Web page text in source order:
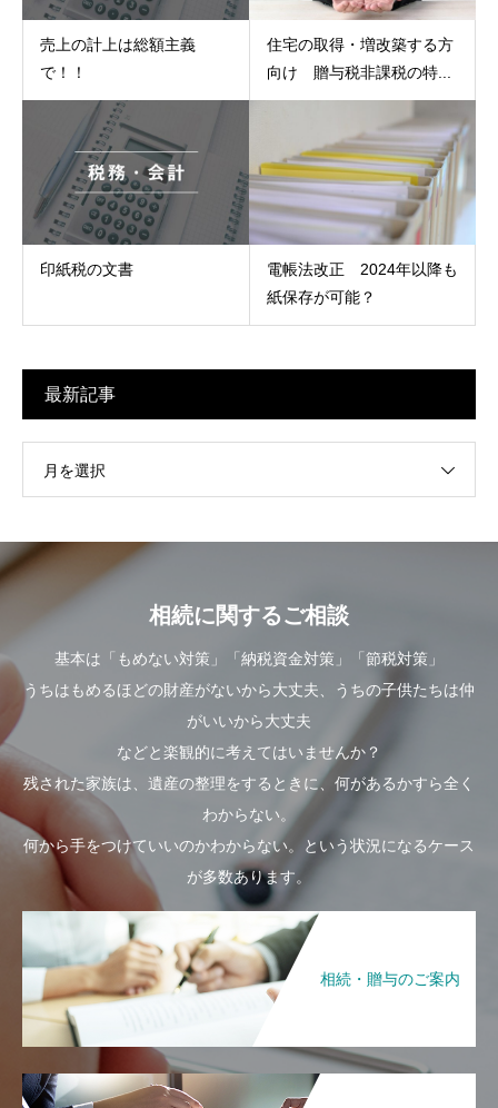
売上の計上は総額主義
で！！
住宅の取得・増改築する方
向け 贈与税非課税の特...
印紙税の文書
電帳法改正 2024年以降も
紙保存が可能？
最新記事
月を選択
相続に関するご相談
基本は「もめない対策」「納税資金対策」「節税対策」
うちはもめるほどの財産がないから大丈夫、うちの子供たちは仲
がいいから大丈夫
などと楽観的に考えてはいませんか？
残された家族は、遺産の整理をするときに、何があるかすら全く
わからない。
何から手をつけていいのかわからない。という状況になるケース
が多数あります。
相続・贈与のご案内